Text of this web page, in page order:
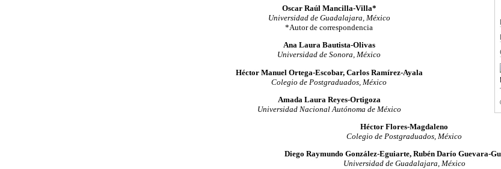
Oscar Raúl Mancilla-Villa*
Universidad de Guadalajara, México
*Autor de correspondencia
Ana Laura Bautista-Olivas
Universidad de Sonora, México
Héctor Manuel Ortega-Escobar, Carlos Ramírez-Ayala
Colegio de Postgraduados, México
Amada Laura Reyes-Ortigoza
Universidad Nacional Autónoma de México
Héctor Flores-Magdaleno
Colegio de Postgraduados, México
Diego Raymundo González-Eguiarte, Rubén Darío Guevara-
Universidad de Guadalajara, México